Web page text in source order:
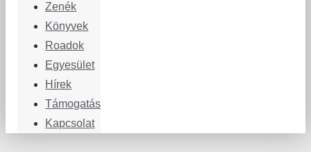
Zenék
Könyvek
Roadok
Egyesület
Hírek
Támogatás
Kapcsolat